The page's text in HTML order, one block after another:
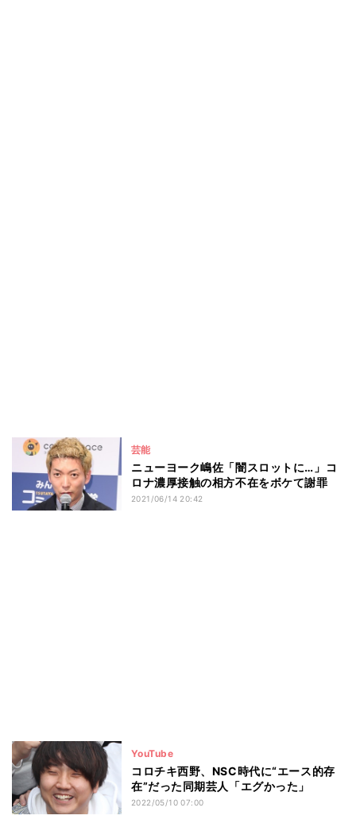
芸能
ニューヨーク嶋佐「闇スロットに…」コ
ロナ濃厚接触の相方不在をボケて謝罪
2021/06/14 20:42
YouTube
コロチキ西野、NSC時代に“エース的存
在”だった同期芸人「エグかった」
2022/05/10 07:00